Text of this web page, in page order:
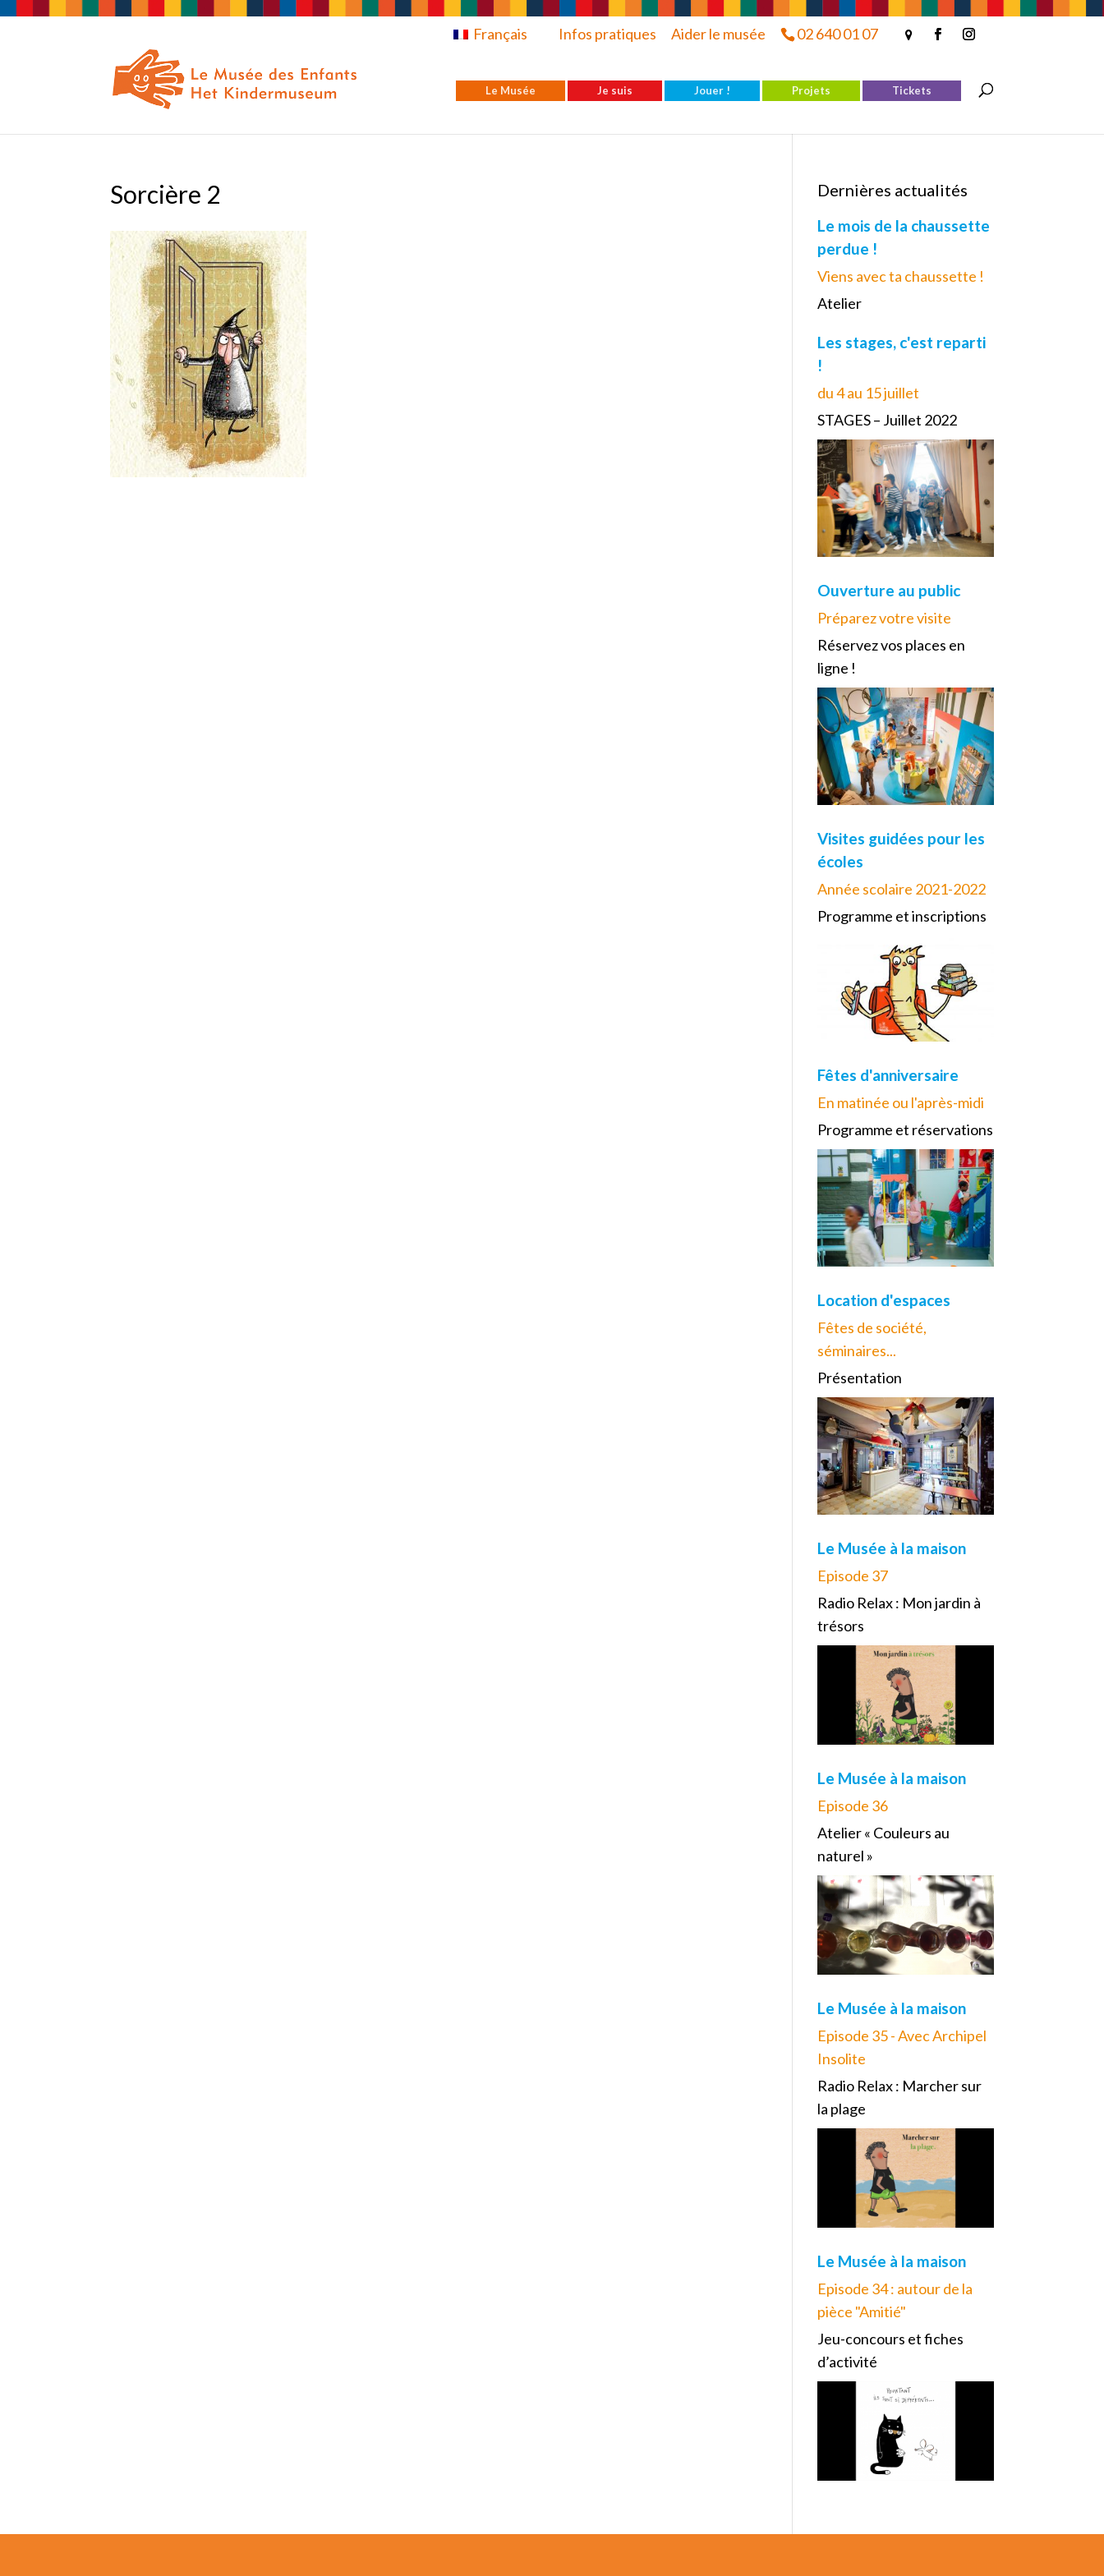
02 640 01 07
Français Infos pratiques Aider le musée
Le Musée Je suis Jouer ! Projets Tickets
Sorcière 2 Dernières actualités
Le mois de la chaussette
perdue !
Viens avec ta chaussette !
Atelier
Les stages, c'est reparti
!
du 4 au 15 juillet
STAGES – Juillet 2022
Ouverture au public
Préparez votre visite
Réservez vos places en
ligne !
Visites guidées pour les
écoles
Année scolaire 2021-2022
Programme et inscriptions
Fêtes d'anniversaire
En matinée ou l'après-midi
Programme et réservations
Location d'espaces
Fêtes de société,
séminaires...
Présentation
Le Musée à la maison
Episode 37
Radio Relax : Mon jardin à
trésors
Le Musée à la maison
Episode 36
Atelier « Couleurs au
naturel »
Le Musée à la maison
Episode 35 - Avec Archipel
Insolite
Radio Relax : Marcher sur
la plage
Le Musée à la maison
Episode 34 : autour de la
pièce "Amitié"
Jeu-concours et fiches
d’activité